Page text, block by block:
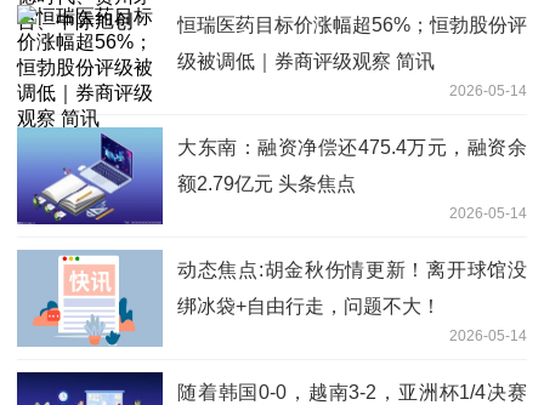
恒瑞医药目标价涨幅超56%；恒勃股份评
级被调低｜券商评级观察 简讯
2026-05-14
大东南：融资净偿还475.4万元，融资余
额2.79亿元 头条焦点
2026-05-14
动态焦点:胡金秋伤情更新！离开球馆没
绑冰袋+自由行走，问题不大！
2026-05-14
随着韩国0-0，越南3-2，亚洲杯1/4决赛